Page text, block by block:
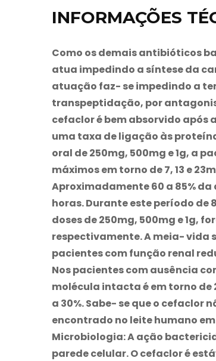
INFORMAÇÕES
Como os demais antibióticos
atua impedindo a síntese da
atuação faz- se impedindo a
transpeptidação, por
cefaclor é bem absorvido após
uma taxa de ligação às
oral de 250mg, 500mg e 1g, a
máximos em torno de 7, 13 e
Aproximadamente 60 a 85%
horas. Durante este período de
doses de 250mg, 500mg e 1g,
respectivamente. A meia- vida
pacientes com função renal
Nos pacientes com ausência
molécula intacta é em torno de
a 30%. Sabe- se que o
encontrado no leite humano
Microbiologia: A ação
parede celular. O cefaclor é